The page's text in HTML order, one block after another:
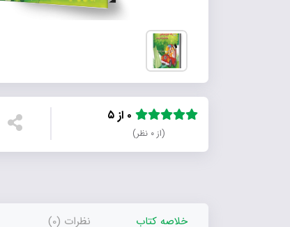
(از ۰ نظر)
خلاصه کتاب نظرات (0)